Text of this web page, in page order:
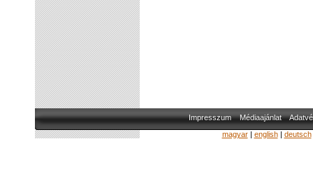
Impresszum Médiaajánlat
magyar| english| deutsch